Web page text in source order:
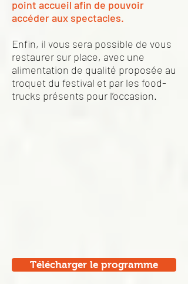
point accueil afin de pouvoir
accéder aux spectacles.
Enfin, il vous sera possible de vous
restaurer sur place, avec une
alimentation de qualité proposée au
troquet du festival et par les food-
trucks présents pour l’occasion.
Télécharger le programme